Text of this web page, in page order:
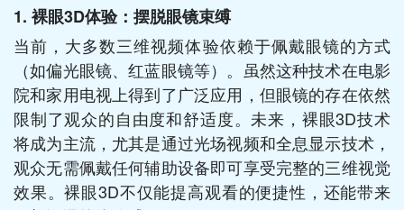
1. 裸眼3D体验：摆脱眼镜束缚
当前，大多数三维视频体验依赖于佩戴眼镜的方式
（如偏光眼镜、红蓝眼镜等）。虽然这种技术在电影
院和家用电视上得到了广泛应用，但眼镜的存在依然
限制了观众的自由度和舒适度。未来，裸眼3D技术
将成为主流，尤其是通过光场视频和全息显示技术，
观众无需佩戴任何辅助设备即可享受完整的三维视觉
效果。裸眼3D不仅能提高观看的便捷性，还能带来